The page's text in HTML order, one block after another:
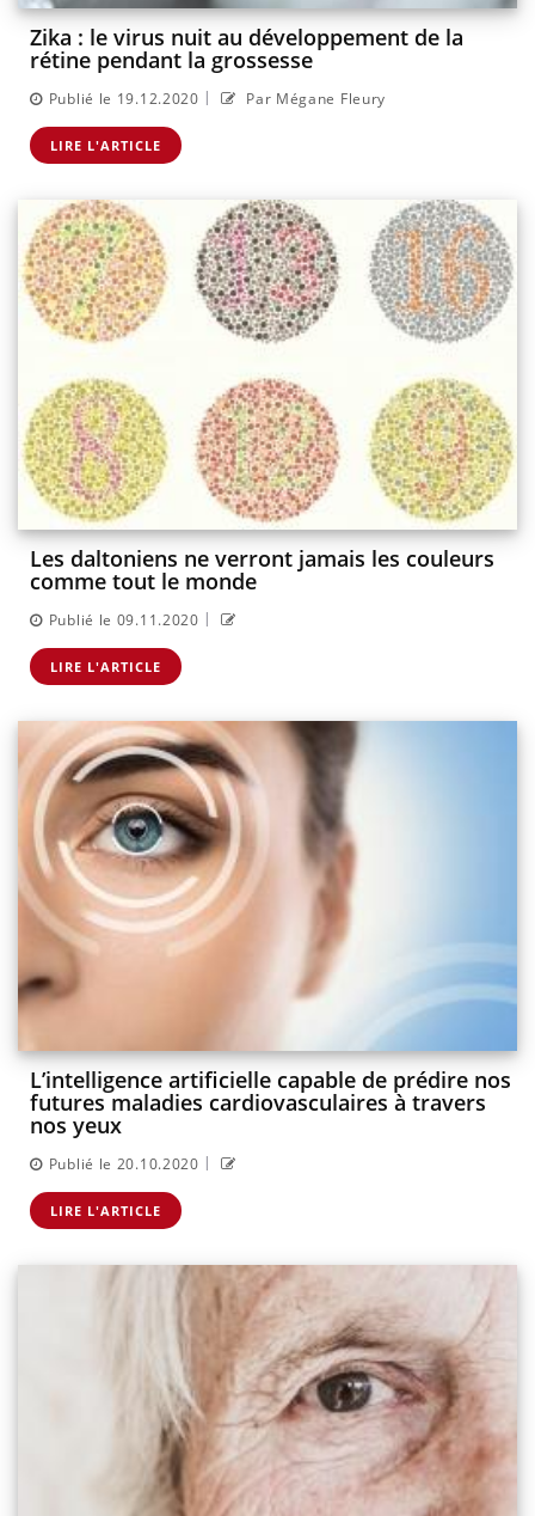
Zika : le virus nuit au développement de la
rétine pendant la grossesse
Publié le 19.12.2020 | Par Mégane Fleury
LIRE L'ARTICLE
Les daltoniens ne verront jamais les couleurs
comme tout le monde
Publié le 09.11.2020 |
LIRE L'ARTICLE
L’intelligence artificielle capable de prédire nos
futures maladies cardiovasculaires à travers
nos yeux
Publié le 20.10.2020 |
LIRE L'ARTICLE